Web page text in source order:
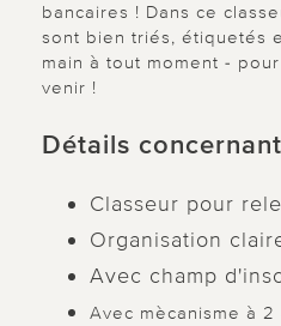
bancaires ! Dans ce
sont bien triés, étiquetés
main à tout moment -
venir !
Détails
Classeur pour
Organisation
Avec champ
Avec mècanisme à